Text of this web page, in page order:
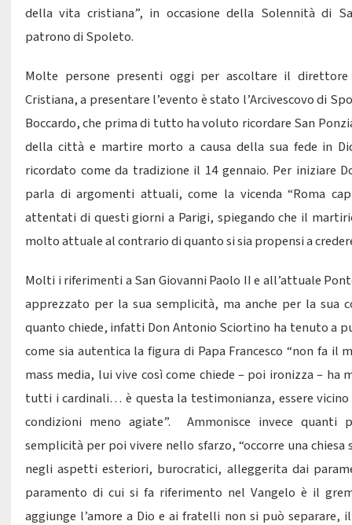
della vita cristiana”, in occasione della Solennità di
patrono di Spoleto.
Molte persone presenti oggi per ascoltare il direttore
Cristiana, a presentare l’evento è stato l’Arcivescovo di
Boccardo, che prima di tutto ha voluto ricordare San
della città e martire morto a causa della sua fede in
ricordato come da tradizione il 14 gennaio. Per iniziare
parla di argomenti attuali, come la vicenda “Roma
attentati di questi giorni a Parigi, spiegando che il
molto attuale al contrario di quanto si sia propensi a
Molti i riferimenti a San Giovanni Paolo II e all’attuale
apprezzato per la sua semplicità, ma anche per la sua
quanto chiede, infatti Don Antonio Sciortino ha tenuto a
come sia autentica la figura di Papa Francesco “non fa il
mass media, lui vive così come chiede – poi ironizza – ha
tutti i cardinali… è questa la testimonianza, essere vicino
condizioni meno agiate”. Ammonisce invece quanti
semplicità per poi vivere nello sfarzo, “occorre una chiesa
negli aspetti esteriori, burocratici, alleggerita dai
paramento di cui si fa riferimento nel Vangelo è il
aggiunge l’amore a Dio e ai fratelli non si può separare,